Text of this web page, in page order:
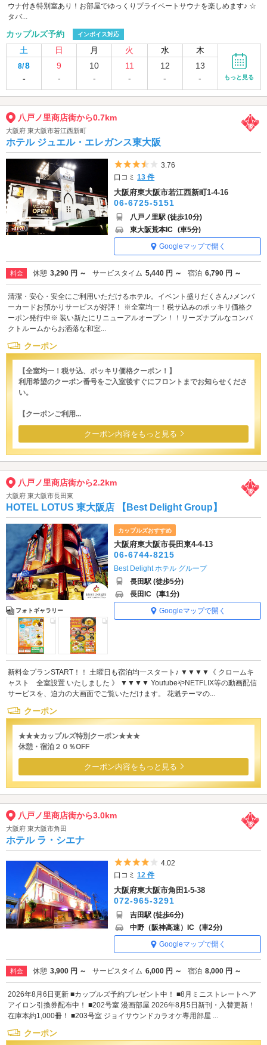
ウナ付き特別室あり！お部屋でゆっくりプライベートサウナを楽しめます♪ ☆
タバ...
カップルズ予約 インボイス対応
土 日 月 火 水 木
8/8
-
9
-
10
-
11
-
12
-
13
-
もっと見る
八戸ノ里商店街から0.7km
大阪府 東大阪市若江西新町
ホテル ジュエル・エレガンス東大阪
5つ星のうち3.5
3.76
口コミ13 件
大阪府東大阪市若江西新町1-4-16
06-6725-5151
八戸ノ里駅 (徒歩10分)
東大阪荒本IC (車5分)
Googleマップで開く
料金 休憩 3,290 円 ～ サービスタイム 5,440 円 ～ 宿泊 6,790 円 ～
清潔・安心・安全にご利用いただけるホテル。イベント盛りだくさん♪メンバ
ーカードお預かりサービスが好評！ ※全室均一！税サ込みのポッキリ価格ク
ーポン発行中※ 装い新たにリニューアルオープン！！リーズナブルなコンパ
クトルームからお洒落な和室...
クーポン
【全室均一！税サ込、ポッキリ価格クーポン！】
利用希望のクーポン番号をご入室後すぐにフロントまでお知らせくださ
い。
【クーポンご利用...
クーポン内容をもっと見る
八戸ノ里商店街から2.2km
大阪府 東大阪市長田東
HOTEL LOTUS 東大阪店 【Best Delight Group】
フォトギャラリー
カップルズおすすめ
大阪府東大阪市長田東4-4-13
06-6744-8215
Best Delight ホテル グループ
長田駅 (徒歩5分)
長田IC (車1分)
Googleマップで開く
新料金プランSTART！！ 土曜日も宿泊均一スタート♪ ▼▼▼▼《 クロームキ
ャスト 全室設置 いたしました 》 ▼▼▼▼ YoutubeやNETFLIX等の動画配信
サービスを、迫力の大画面でご覧いただけます。 花魁テーマの...
クーポン
★★★カップルズ特別クーポン★★★
休憩・宿泊２０％OFF
クーポン内容をもっと見る
八戸ノ里商店街から3.0km
大阪府 東大阪市角田
ホテル ラ・シエナ
5つ星のうち4
4.02
口コミ12 件
大阪府東大阪市角田1-5-38
072-965-3291
吉田駅 (徒歩6分)
中野（阪神高速）IC (車2分)
Googleマップで開く
料金 休憩 3,900 円 ～ サービスタイム 6,000 円 ～ 宿泊 8,000 円 ～
2026年8月6日更新 ■カップルズ予約プレゼント中！ ■8月ミニストレートヘア
アイロン引換券配布中！ ■202号室 漫画部屋 2026年8月5日新刊・入替更新！
在庫本約1,000冊！ ■203号室 ジョイサウンドカラオケ専用部屋 ...
クーポン